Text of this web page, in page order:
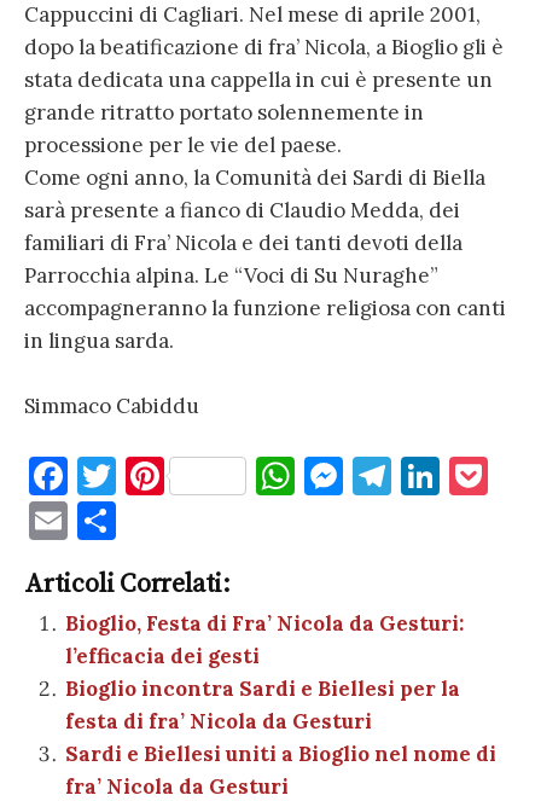
Cappuccini di Cagliari. Nel mese di aprile 2001,
dopo la beatificazione di fra’ Nicola, a Bioglio gli è
stata dedicata una cappella in cui è presente un
grande ritratto portato solennemente in
processione per le vie del paese.
Come ogni anno, la Comunità dei Sardi di Biella
sarà presente a fianco di Claudio Medda, dei
familiari di Fra’ Nicola e dei tanti devoti della
Parrocchia alpina. Le “Voci di Su Nuraghe”
accompagneranno la funzione religiosa con canti
in lingua sarda.
Simmaco Cabiddu
F
a
c
e
b
o
o
k
T
te
r
Pi
es
t
W
A
p
M
g
er
T
a
m
Li
dI
n
E
m
ai
l
n
di
vi
di
Articoli Correlati:
Bioglio, Festa di Fra’ Nicola da Gesturi:
l’efficacia dei gesti
Bioglio incontra Sardi e Biellesi per la
festa di fra’ Nicola da Gesturi
Sardi e Biellesi uniti a Bioglio nel nome di
fra’ Nicola da Gesturi